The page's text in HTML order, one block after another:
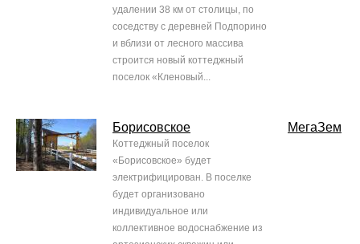
удалении 38 км от столицы, по
соседству с деревней Подпорино
и вблизи от лесного массива
строится новый коттеджный
поселок «Кленовый...
Борисовское
Коттеджный поселок
«Борисовское» будет
электрифицирован. В поселке
будет организовано
индивидуальное или
коллективное водоснабжение из
МегаЗем